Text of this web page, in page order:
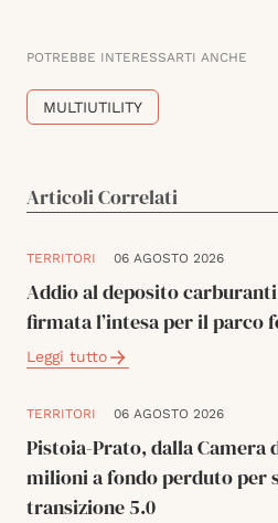
POTREBBE INTERESSARTI ANCHE
MULTIUTILITY
Articoli Correlati
TERRITORI 06 AGOSTO 2026
Addio al deposito
firmata l’intesa per il parco
Leggi tutto
TERRITORI 06 AGOSTO 2026
Pistoia-Prato, dalla Camera
milioni a fondo perduto per
transizione 5.0